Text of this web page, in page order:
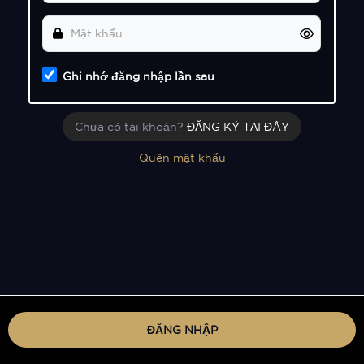
Ghi nhớ đăng nhập lần sau
ĐĂNG NHẬP
Chưa có tài khoản? ĐĂNG KÝ TẠI ĐÂY
Quên mật khẩu